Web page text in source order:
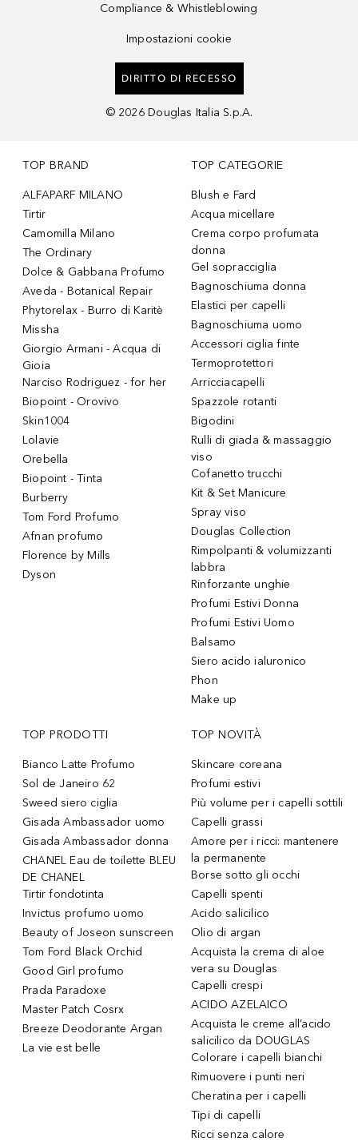
Compliance & Whistleblowing
Impostazioni cookie
DIRITTO DI RECESSO
© 2026 Douglas Italia S.p.A.
TOP BRAND
ALFAPARF MILANO
Tirtir
Camomilla Milano
The Ordinary
Dolce & Gabbana Profumo
Aveda - Botanical Repair
Phytorelax - Burro di Karitè
Missha
Giorgio Armani - Acqua di
Gioia
Narciso Rodriguez - for her
Biopoint - Orovivo
Skin1004
Lolavie
Orebella
Biopoint - Tinta
Burberry
Tom Ford Profumo
Afnan profumo
Florence by Mills
Dyson
TOP CATEGORIE
Blush e Fard
Acqua micellare
Crema corpo profumata
donna
Gel sopracciglia
Bagnoschiuma donna
Elastici per capelli
Bagnoschiuma uomo
Accessori ciglia finte
Termoprotettori
Arricciacapelli
Spazzole rotanti
Bigodini
Rulli di giada & massaggio
viso
Cofanetto trucchi
Kit & Set Manicure
Spray viso
Douglas Collection
Rimpolpanti & volumizzanti
labbra
Rinforzante unghie
Profumi Estivi Donna
Profumi Estivi Uomo
Balsamo
Siero acido ialuronico
Phon
Make up
TOP PRODOTTI
Bianco Latte Profumo
Sol de Janeiro 62
Sweed siero ciglia
Gisada Ambassador uomo
Gisada Ambassador donna
CHANEL Eau de toilette BLEU
DE CHANEL
Tirtir fondotinta
Invictus profumo uomo
Beauty of Joseon sunscreen
Tom Ford Black Orchid
Good Girl profumo
Prada Paradoxe
Master Patch Cosrx
Breeze Deodorante Argan
La vie est belle
TOP NOVITÀ
Skincare coreana
Profumi estivi
Più volume per i capelli sottili
Capelli grassi
Amore per i ricci: mantenere
la permanente
Borse sotto gli occhi
Capelli spenti
Acido salicilico
Olio di argan
Acquista la crema di aloe
vera su Douglas
Capelli crespi
ACIDO AZELAICO
Acquista le creme all’acido
salicilico da DOUGLAS
Colorare i capelli bianchi
Rimuovere i punti neri
Cheratina per i capelli
Tipi di capelli
Ricci senza calore